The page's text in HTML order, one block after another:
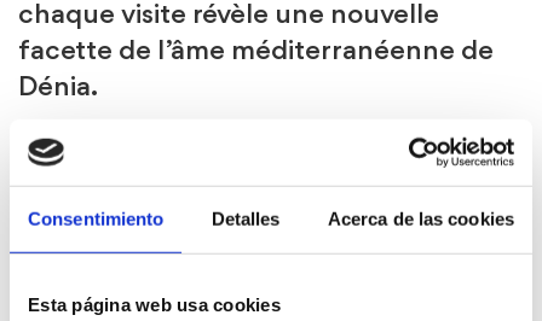
Consentimiento Detalles Acerca de las cookies
Esta página web usa cookies
chaque visite révèle une nouvelle
facette de l’âme méditerranéenne de
Dénia.
A visiter :
Monuments,
accessibles